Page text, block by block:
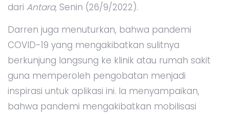
dari Antara, Senin (26/9/2022).
Darren juga menuturkan, bahwa pandemi
COVID-19 yang mengakibatkan sulitnya
berkunjung langsung ke klinik atau rumah sakit
guna memperoleh pengobatan menjadi
inspirasi untuk aplikasi ini. Ia menyampaikan,
bahwa pandemi mengakibatkan mobilisasi